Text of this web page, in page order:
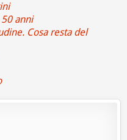
anni
Cosa resta del